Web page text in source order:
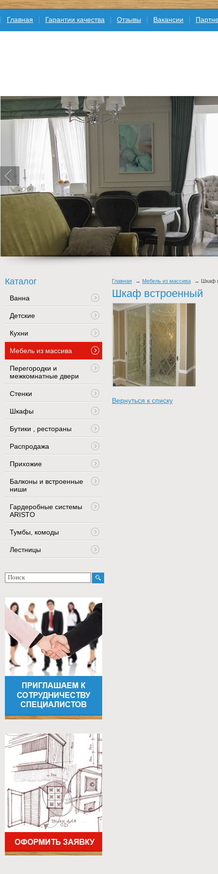
Главная Гарантии качества Отзывы Вакансии
Главная Мебель из массива Шкаф
Шкаф встроенный
Вернуться к списку
Каталог
Ванна
Детские
Кухни
Мебель из массива
Перегородки и
межкомнатные двери
Стенки
Шкафы
Бутики , рестораны
Распродажа
Прихожие
Балконы и встроенные
ниши
Гардеробные системы
ARISTO
Тумбы, комоды
Лестницы